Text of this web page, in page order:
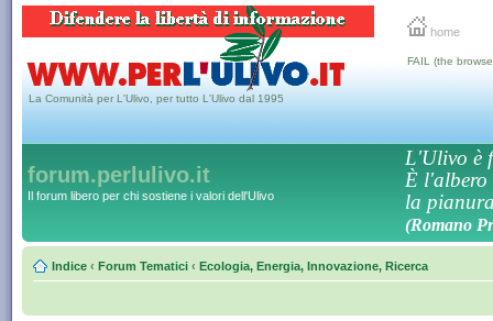
home
La Comunità per L'Ulivo, per tutto L'Ulivo dal 1995
FAIL (the
forum.perlulivo.it
Il forum libero per chi sostiene i valori dell'Ulivo
L'Ulivo è
È l'albero
la
(Romano
Indice ‹ Forum Tematici ‹ Ecologia, Energia, Innovazione, Ricerca